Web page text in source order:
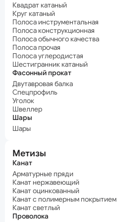
Квадрат катаный
Круг катаный
Полоса инструментальная
Полоса конструкционная
Полоса обычного качества
Полоса прочая
Полоса углеродистая
Шестигранник катаный
Фасонный прокат
Двутавровая балка
Спецпрофиль
Уголок
Швеллер
Шары
Шары
Метизы
Канат
Арматурные пряди
Канат нержавеющий
Канат оцинкованный
Канат с полимерным покрытием
Канат светлый
Проволока